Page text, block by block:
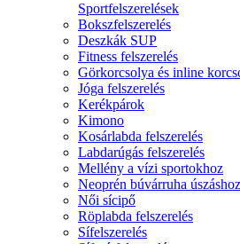
Sportfelszerelések
Bokszfelszerelés
Deszkák SUP
Fitness felszerelés
Görkorcsolya és inline
Jóga felszerelés
Kerékpárok
Kimono
Kosárlabda felszerelés
Labdarúgás felszerelés
Mellény a vízi sportokhoz
Neoprén búvárruha úszáshoz
Női sícipő
Röplabda felszerelés
Sífelszerelés